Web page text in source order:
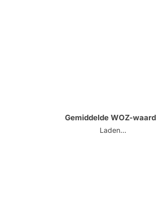
Gemiddelde WOZ-
Laden...